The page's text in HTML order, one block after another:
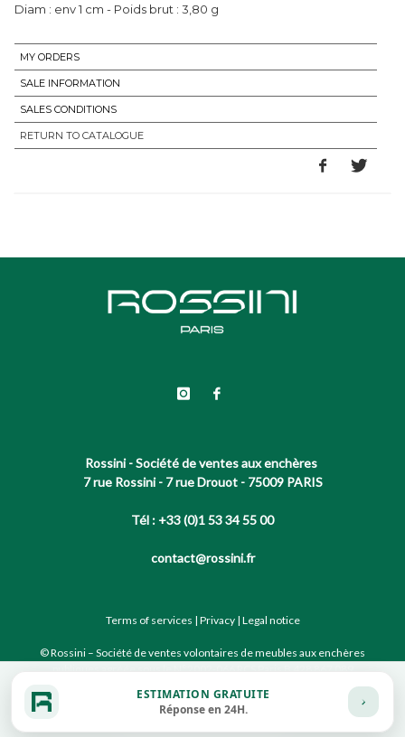
Diam : env 1 cm - Poids brut : 3,80 g
MY ORDERS
SALE INFORMATION
SALES CONDITIONS
RETURN TO CATALOGUE
Rossini - Société de ventes aux enchères
7 rue Rossini - 7 rue Drouot - 75009 PARIS
Tél : +33 (0)1 53 34 55 00
contact@rossini.fr
Terms of services | Privacy| Legal notice
© Rossini – Société de ventes volontaires de meubles aux enchères
Site conçu par notre partenaire
ESTIMATION GRATUITE
Réponse en 24H.